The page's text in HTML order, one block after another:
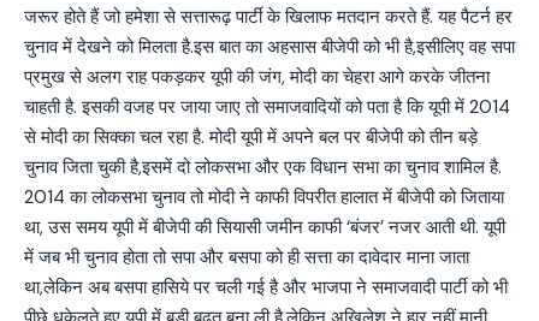
जरूर होते हैं जो हमेशा से सत्तारूढ़ पार्टी के खिलाफ मतदान करते हैं. यह पैटर्न हर
चुनाव में देखने को मिलता है.इस बात का अहसास बीजेपी को भी है,इसीलिए वह सपा
प्रमुख से अलग राह पकड़कर यूपी की जंग, मोदी का चेहरा आगे करके जीतना
चाहती है. इसकी वजह पर जाया जाए तो समाजवादियों को पता है कि यूपी में 2014
से मोदी का सिक्का चल रहा है. मोदी यूपी में अपने बल पर बीजेपी को तीन बड़े
चुनाव जिता चुकी है,इसमें दो लोकसभा और एक विधान सभा का चुनाव शामिल है.
2014 का लोकसभा चुनाव तो मोदी ने काफी विपरीत हालात में बीजेपी को जिताया
था, उस समय यूपी में बीजेपी की सियासी जमीन काफी ‘बंजर’ नजर आती थी. यूपी
में जब भी चुनाव होता तो सपा और बसपा को ही सत्ता का दावेदार माना जाता
था,लेकिन अब बसपा हासिये पर चली गई है और भाजपा ने समाजवादी पार्टी को भी